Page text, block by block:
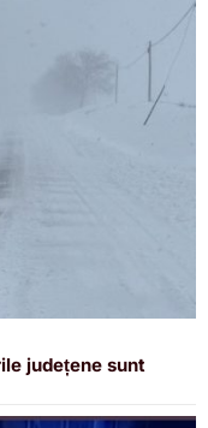
județene sunt